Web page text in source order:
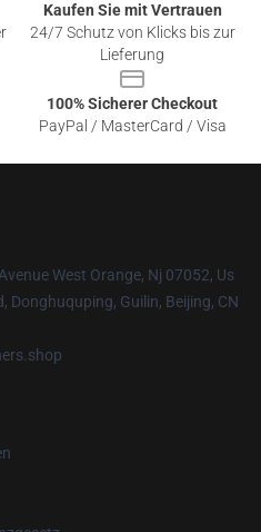
Kaufen Sie mit Vertrauen
24/7 Schutz von Klicks bis zur
Lieferung
100% Sicherer Checkout
PayPal / MasterCard / Visa
West Orange, Nj 07052, Us
Donghuquping, Guilin, Beijing, CN